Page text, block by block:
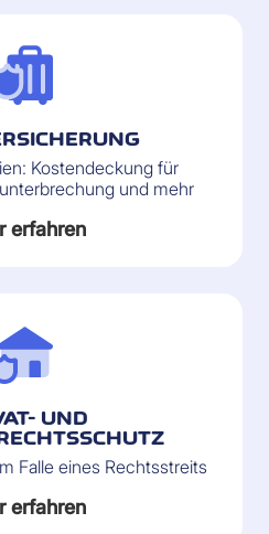
Kostendeckung für
und mehr
erfahren
UND
Falle eines Rechtsstreits
erfahren